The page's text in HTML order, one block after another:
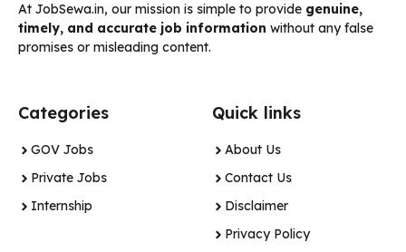
At JobSewa.in, our mission is simple to provide genuine,
timely, and accurate job information without any false
promises or misleading content.
Categories
GOV Jobs
Private Jobs
Internship
Quick links
About Us
Contact Us
Disclaimer
Privacy Policy